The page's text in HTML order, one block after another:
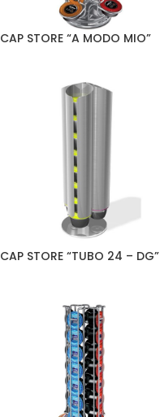
CAP STORE “A MODO MIO”
CAP STORE “TUBO 24 – DG”